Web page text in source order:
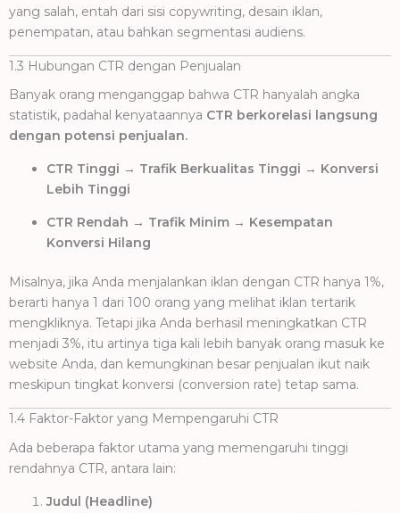
yang salah, entah dari sisi copywriting, desain iklan,
penempatan, atau bahkan segmentasi audiens.
1.3 Hubungan CTR dengan Penjualan
Banyak orang menganggap bahwa CTR hanyalah angka
statistik, padahal kenyataannya CTR berkorelasi langsung
dengan potensi penjualan.
CTR Tinggi → Trafik Berkualitas Tinggi → Konversi
Lebih Tinggi
CTR Rendah → Trafik Minim → Kesempatan
Konversi Hilang
Misalnya, jika Anda menjalankan iklan dengan CTR hanya 1%,
berarti hanya 1 dari 100 orang yang melihat iklan tertarik
mengkliknya. Tetapi jika Anda berhasil meningkatkan CTR
menjadi 3%, itu artinya tiga kali lebih banyak orang masuk ke
website Anda, dan kemungkinan besar penjualan ikut naik
meskipun tingkat konversi (conversion rate) tetap sama.
1.4 Faktor-Faktor yang Mempengaruhi CTR
Ada beberapa faktor utama yang memengaruhi tinggi
rendahnya CTR, antara lain:
Judul (Headline)